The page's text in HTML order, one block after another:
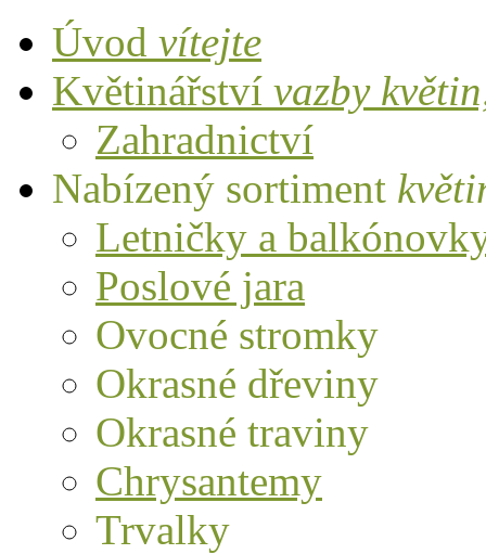
Úvod vítejte
Květinářství vazby
Zahradnictví
Nabízený sortiment
Letničky a
Poslové jara
Ovocné stromky
Okrasné dřeviny
Okrasné traviny
Chrysantemy
Trvalky